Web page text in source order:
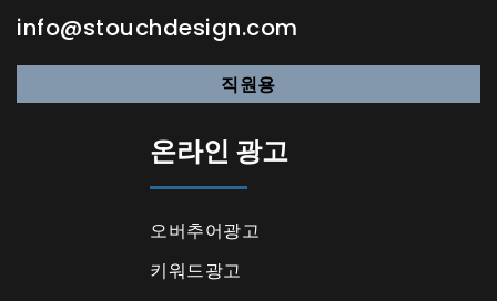
info@stouchdesign.com
직원용
온라인 광고
오버추어광고
키워드광고